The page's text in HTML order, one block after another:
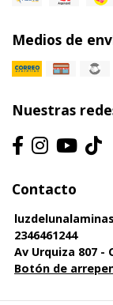
Medios de
Nuestras
Contacto
2346461244
Av Urquiza 807 -
Botón de